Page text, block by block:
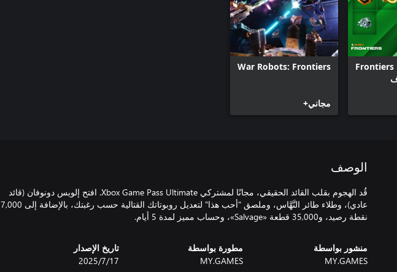
War Robots:‏ Frontiers
War Robots: Frontiers
مجاني+
الوصف
قُد الهجوم بقلب القائد الحقيقي، مجانًا لمشتركي Xbox Game Pass Ultimate. افتح إلويس دونوفان (قائد
عادي)، وطلاء طائر النَّهَّاس، وملصق "أحب هذا" لتعديل روبوتاتك القتالية حسب رغبتك، بالإضافة إلى 7,000
نقطة رصيد، و35,000 قطعة «Salvage»، وحساب مميز لمدة 5 أيام.
منشور بواسطة
MY.GAMES
مطورة بواسطة
MY.GAMES
تاريخ الإصدار
17‏/7‏/2025